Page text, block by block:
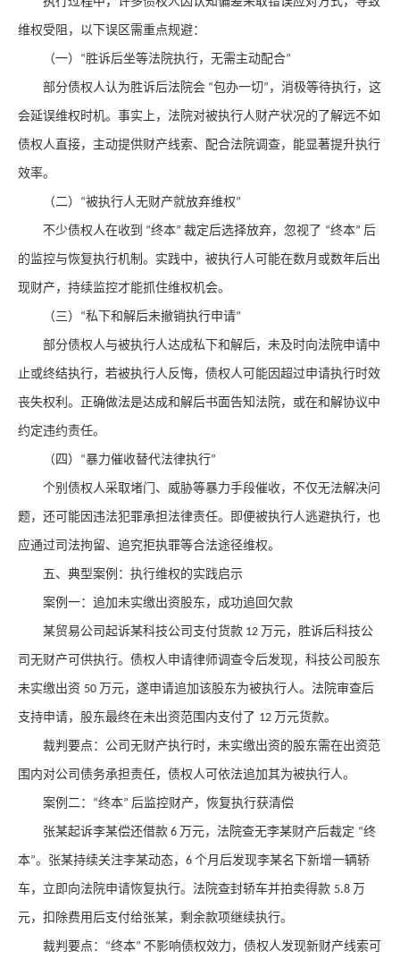
维权受阻，以下误区需重点规避：
（一） “胜诉后坐等法院执行，无需主动配合”
部分债权人认为胜诉后法院会 “包办一切” ，消极等待执行，这
会延误维权时机。事实上，法院对被执行人财产状况的了解远不如
债权人直接，主动提供财产线索、配合法院调查，能显著提升执行
效率。
（二） “被执行人无财产就放弃维权”
不少债权人在收到 “终本” 裁定后选择放弃，忽视了 “终本” 后
的监控与恢复执行机制。实践中，被执行人可能在数月或数年后出
现财产，持续监控才能抓住维权机会。
（三） “私下和解后未撤销执行申请”
部分债权人与被执行人达成私下和解后，未及时向法院申请中
止或终结执行，若被执行人反悔，债权人可能因超过申请执行时效
丧失权利。正确做法是达成和解后书面告知法院，或在和解协议中
约定违约责任。
（四） “暴力催收替代法律执行”
个别债权人采取堵门、威胁等暴力手段催收，不仅无法解决问
题，还可能因违法犯罪承担法律责任。即便被执行人逃避执行，也
应通过司法拘留、追究拒执罪等合法途径维权。
五、典型案例：执行维权的实践启示
案例一：追加未实缴出资股东，成功追回欠款
某贸易公司起诉某科技公司支付货款 12 万元，胜诉后科技公
司无财产可供执行。债权人申请律师调查令后发现，科技公司股东
未实缴出资 50 万元，遂申请追加该股东为被执行人。法院审查后
支持申请，股东最终在未出资范围内支付了 12 万元货款。
裁判要点 ：公司无财产执行时，未实缴出资的股东需在出资范
围内对公司债务承担责任，债权人可依法追加其为被执行人。
案例二： “终本” 后监控财产，恢复执行获清偿
张某起诉李某偿还借款 6 万元，法院查无李某财产后裁定 “终
本”。张某持续关注李某动态， 6 个月后发现李某名下新增一辆轿
车，立即向法院申请恢复执行。法院查封轿车并拍卖得款 5.8 万
元，扣除费用后支付给张某，剩余款项继续执行。
裁判要点 ： “终本” 不影响债权效力，债权人发现新财产线索可